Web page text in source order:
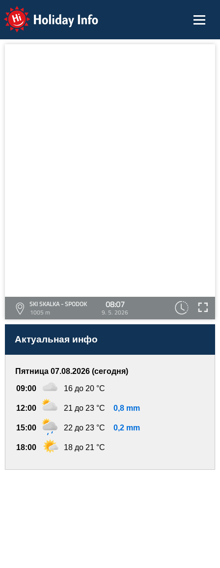
Holiday Info
SKI SKALKA - SPODOK
1005 m
08:07
9. 5. 2026
Актуальная инфо
Пятница 07.08.2026 (сегодня)
09:00 16 до 20 °C
12:00 21 до 23 °C 0,8 mm
15:00 22 до 23 °C 0,2 mm
18:00 18 до 21 °C